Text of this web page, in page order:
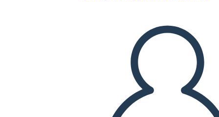
Copiați acest Storyboard
CREAȚI UN STORYBOARD
REDAȚI PREZENTAREA DE DIAPOZITIVE
CITESTE-MI